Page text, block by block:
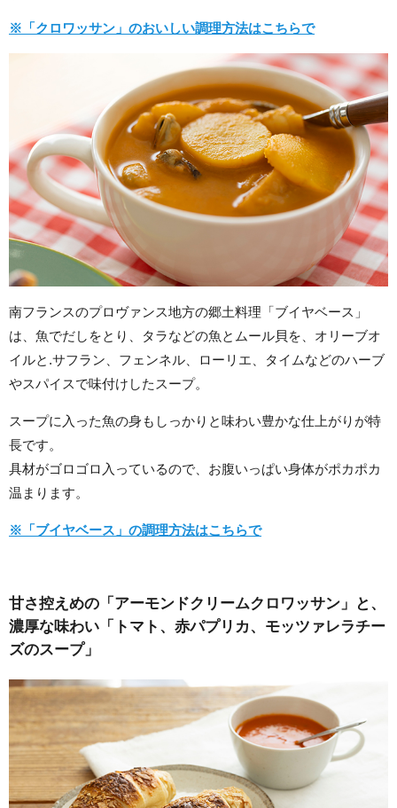
※「クロワッサン」のおいしい調理方法はこちらで
南フランスのプロヴァンス地方の郷土料理「ブイヤベース」
は、魚でだしをとり、タラなどの魚とムール貝を、オリーブオ
イルと.サフラン、フェンネル、ローリエ、タイムなどのハーブ
やスパイスで味付けしたスープ。
スープに入った魚の身もしっかりと味わい豊かな仕上がりが特
長です。
具材がゴロゴロ入っているので、お腹いっぱい身体がポカポカ
温まります。
※「ブイヤベース」の調理方法はこちらで
甘さ控えめの「アーモンドクリームクロワッサン」と、
濃厚な味わい「トマト、赤パプリカ、モッツァレラチー
ズのスープ」